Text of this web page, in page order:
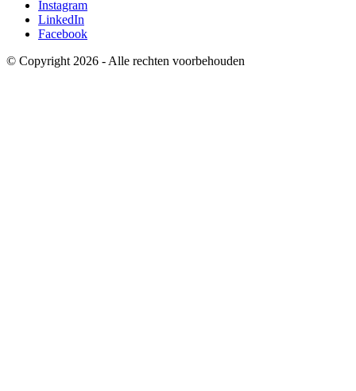
Instagram
LinkedIn
Facebook
© Copyright 2026 - Alle rechten voorbehouden